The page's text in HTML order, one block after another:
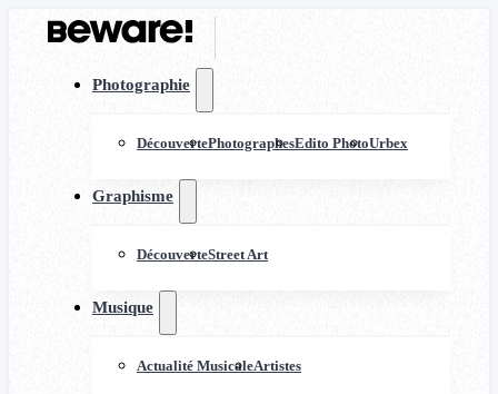
Photographie
DécouvertePhotographesEdito PhotoUrbex
Graphisme
DécouverteStreet Art
Musique
Actualité MusicaleArtistes